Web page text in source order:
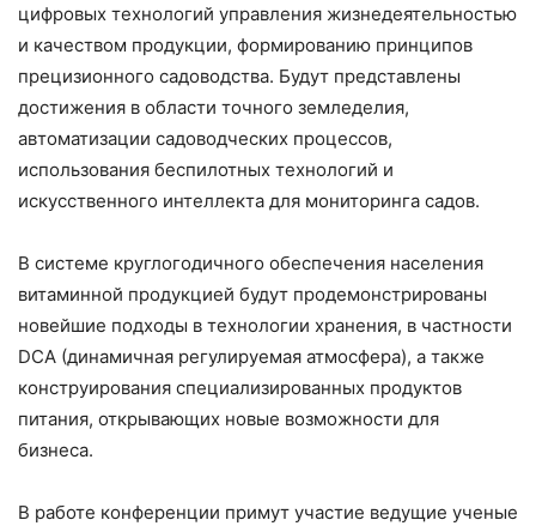
цифровых технологий управления жизнедеятельностью
и качеством продукции, формированию принципов
прецизионного садоводства. Будут представлены
достижения в области точного земледелия,
автоматизации садоводческих процессов,
использования беспилотных технологий и
искусственного интеллекта для мониторинга садов.
В системе круглогодичного обеспечения населения
витаминной продукцией будут продемонстрированы
новейшие подходы в технологии хранения, в частности
DCA (динамичная регулируемая атмосфера), а также
конструирования специализированных продуктов
питания, открывающих новые возможности для
бизнеса.
В работе конференции примут участие ведущие ученые